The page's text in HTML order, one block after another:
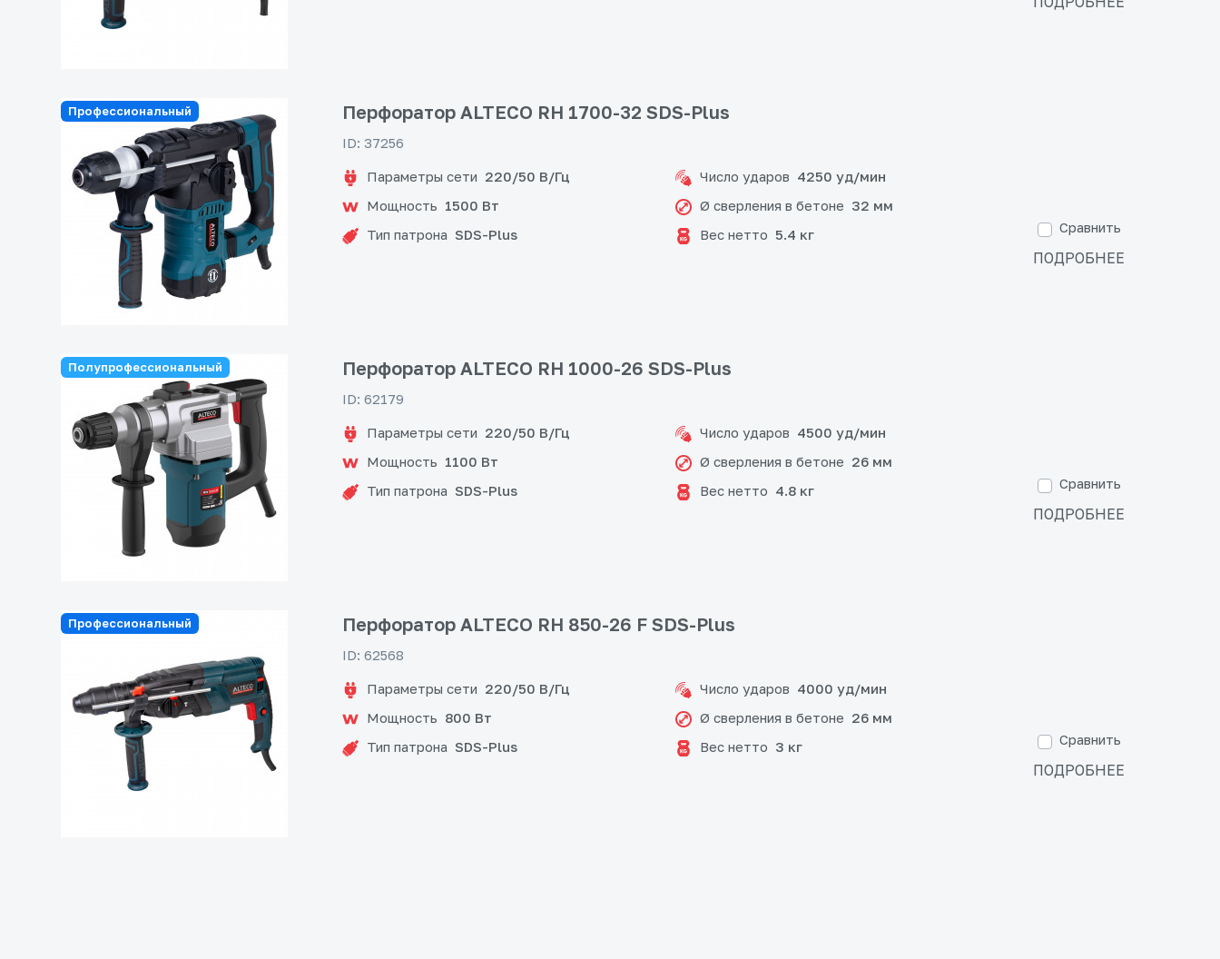
Профессиональный Перфоратор ALTECO RH 1700-32 SDS-Plus
ID: 37256
Параметры сети 220/50 В/Гц
Мощность 1500 Вт
Тип патрона SDS-Plus
Число ударов 4250 уд/мин
Ø сверления в бетоне 32 мм
Вес нетто 5.4 кг Сравнить
ПОДРОБНЕЕ
Полупрофессиональный Перфоратор ALTECO RH 1000-26 SDS-Plus
ID: 62179
Параметры сети 220/50 В/Гц
Мощность 1100 Вт
Тип патрона SDS-Plus
Число ударов 4500 уд/мин
Ø сверления в бетоне 26 мм
Вес нетто 4.8 кг Сравнить
ПОДРОБНЕЕ
Профессиональный Перфоратор ALTECO RH 850-26 F SDS-Plus
ID: 62568
Параметры сети 220/50 В/Гц
Мощность 800 Вт
Тип патрона SDS-Plus
Число ударов 4000 уд/мин
Ø сверления в бетоне 26 мм
Вес нетто 3 кг Сравнить
ПОДРОБНЕЕ